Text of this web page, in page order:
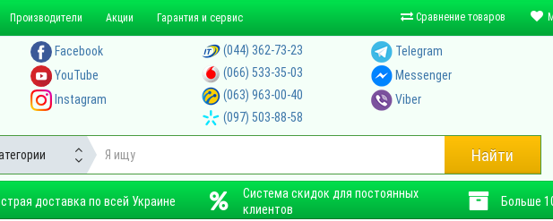
Производители Акции Гарантия и сервис Сравнение товаров
Facebook
YouTube
Instagram
(044) 362-73-23
(066) 533-35-03
(063) 963-00-40
(097) 503-88-58
Telegram
Messenger
Viber
Найти
доставка по всей Украине
Система скидок для постоянных
клиентов
Больше